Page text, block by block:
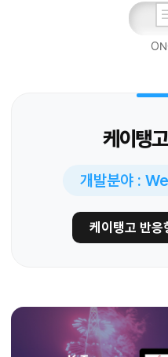
케이탱
개발분야 :
케이탱고 반응